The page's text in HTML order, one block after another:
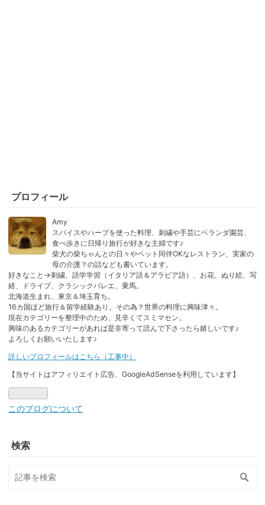
プロフィール
Amy
スパイスやハーブを使った料理、刺繍や手芸にベランダ園芸、
食べ歩きに日帰り旅行が好きな主婦です♪
柴犬の柴ちゃんとの日々やペット同伴OKなレストラン、実家の
母の介護？の話なども書いています。
好きなこと→刺繍、語学学習（イタリア語＆アラビア語）、お花、ぬり絵、写
経、ドライブ、クラシックバレエ、乗馬。
北海道生まれ、東京＆埼玉育ち。
16カ国ほど旅行＆留学経験あり。その為？世界の料理に興味津々。
現在カテゴリーを整理中のため、見辛くてスミマセン。
興味のあるカテゴリーがあれば是非寄って読んで下さったら嬉しいです♪
よろしくお願いいたします♪
詳しいプロフィールはこちら（工事中）
【当サイトはアフィリエイト広告、GoogleAdSenseを利用しています】
このブログについて
検索